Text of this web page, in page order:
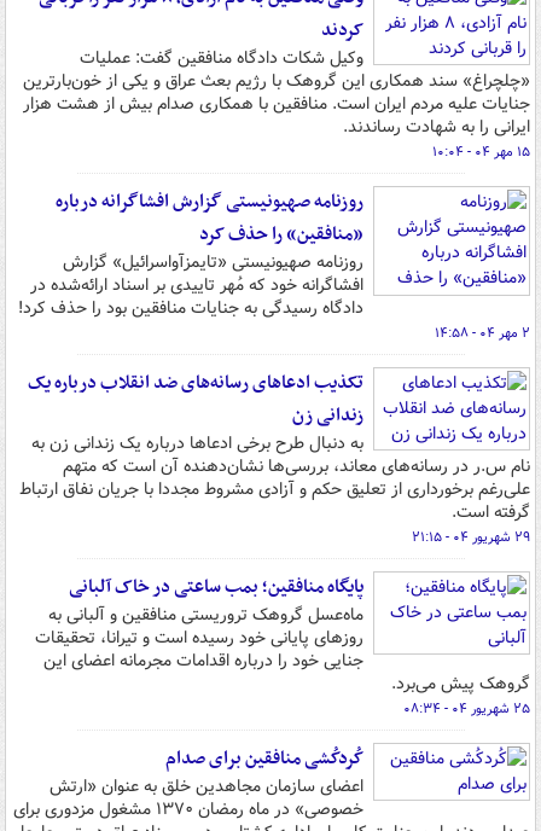
کردند
وکیل شکات دادگاه منافقین گفت: عملیات
«چلچراغ» سند همکاری این گروهک با رژیم بعث عراق و یکی از خون‌بارترین
جنایات علیه مردم ایران است. منافقین با همکاری صدام بیش از هشت هزار
ایرانی را به شهادت رساندند.
۱۵ مهر ۰۴ - ۱۰:۰۴
روزنامه صهیونیستی گزارش افشاگرانه درباره
«منافقین» را حذف کرد
روزنامه صهیونیستی «تایمزآواسرائیل» گزارش
افشاگرانه خود که مُهر تاییدی بر اسناد ارائه‌شده در
دادگاه رسیدگی به جنایات منافقین بود را حذف کرد!
۲ مهر ۰۴ - ۱۴:۵۸
تکذیب ادعاهای رسانه‌های ضد انقلاب درباره یک
زندانی زن
به دنبال طرح برخی ادعاها درباره یک زندانی زن به
نام س.ر در رسانه‌های معاند، بررسی‌ها نشان‌دهنده آن است که متهم
علی‌رغم برخورداری از تعلیق حکم و آزادی مشروط مجددا با جریان نفاق ارتباط
گرفته است.
۲۹ شهریور ۰۴ - ۲۱:۱۵
پایگاه منافقین؛ بمب ساعتی در خاک آلبانی
ماه‌عسل گروهک تروریستی منافقین و آلبانی به
روزهای پایانی خود رسیده است و تیرانا، تحقیقات
جنایی خود را درباره اقدامات مجرمانه اعضای این
گروهک پیش می‌برد.
۲۵ شهریور ۰۴ - ۰۸:۳۴
کُردکُشی منافقین برای صدام
اعضای سازمان مجاهدین خلق به عنوان «ارتش
خصوصی» در ماه رمضان ۱۳۷۰ مشغول مزدوری برای